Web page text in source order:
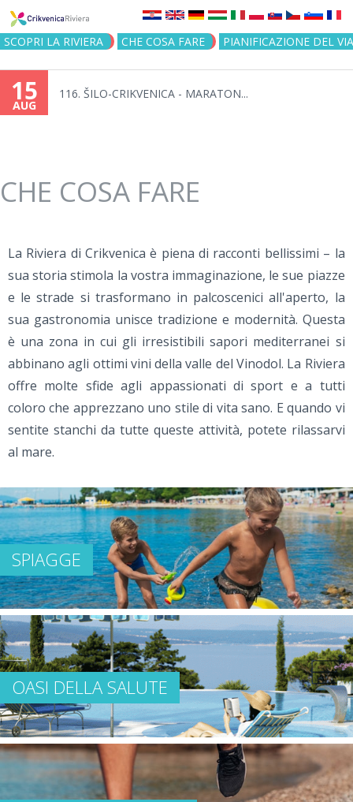
Jump to navigation
SCOPRI LA RIVIERA CHE COSA FARE PIANIFICAZIONE DEL
15
AUG
116. ŠILO-CRIKVENICA - MARATON...
CHE COSA FARE
La Riviera di Crikvenica è piena di racconti bellissimi – la
sua storia stimola la vostra immaginazione, le sue piazze
e le strade si trasformano in palcoscenici all'aperto, la
sua gastronomia unisce tradizione e modernità. Questa
è una zona in cui gli irresistibili sapori mediterranei si
abbinano agli ottimi vini della valle del Vinodol. La Riviera
offre molte sfide agli appassionati di sport e a tutti
coloro che apprezzano uno stile di vita sano. E quando vi
sentite stanchi da tutte queste attività, potete rilassarvi
al mare.
SPIAGGE
OASI DELLA SALUTE